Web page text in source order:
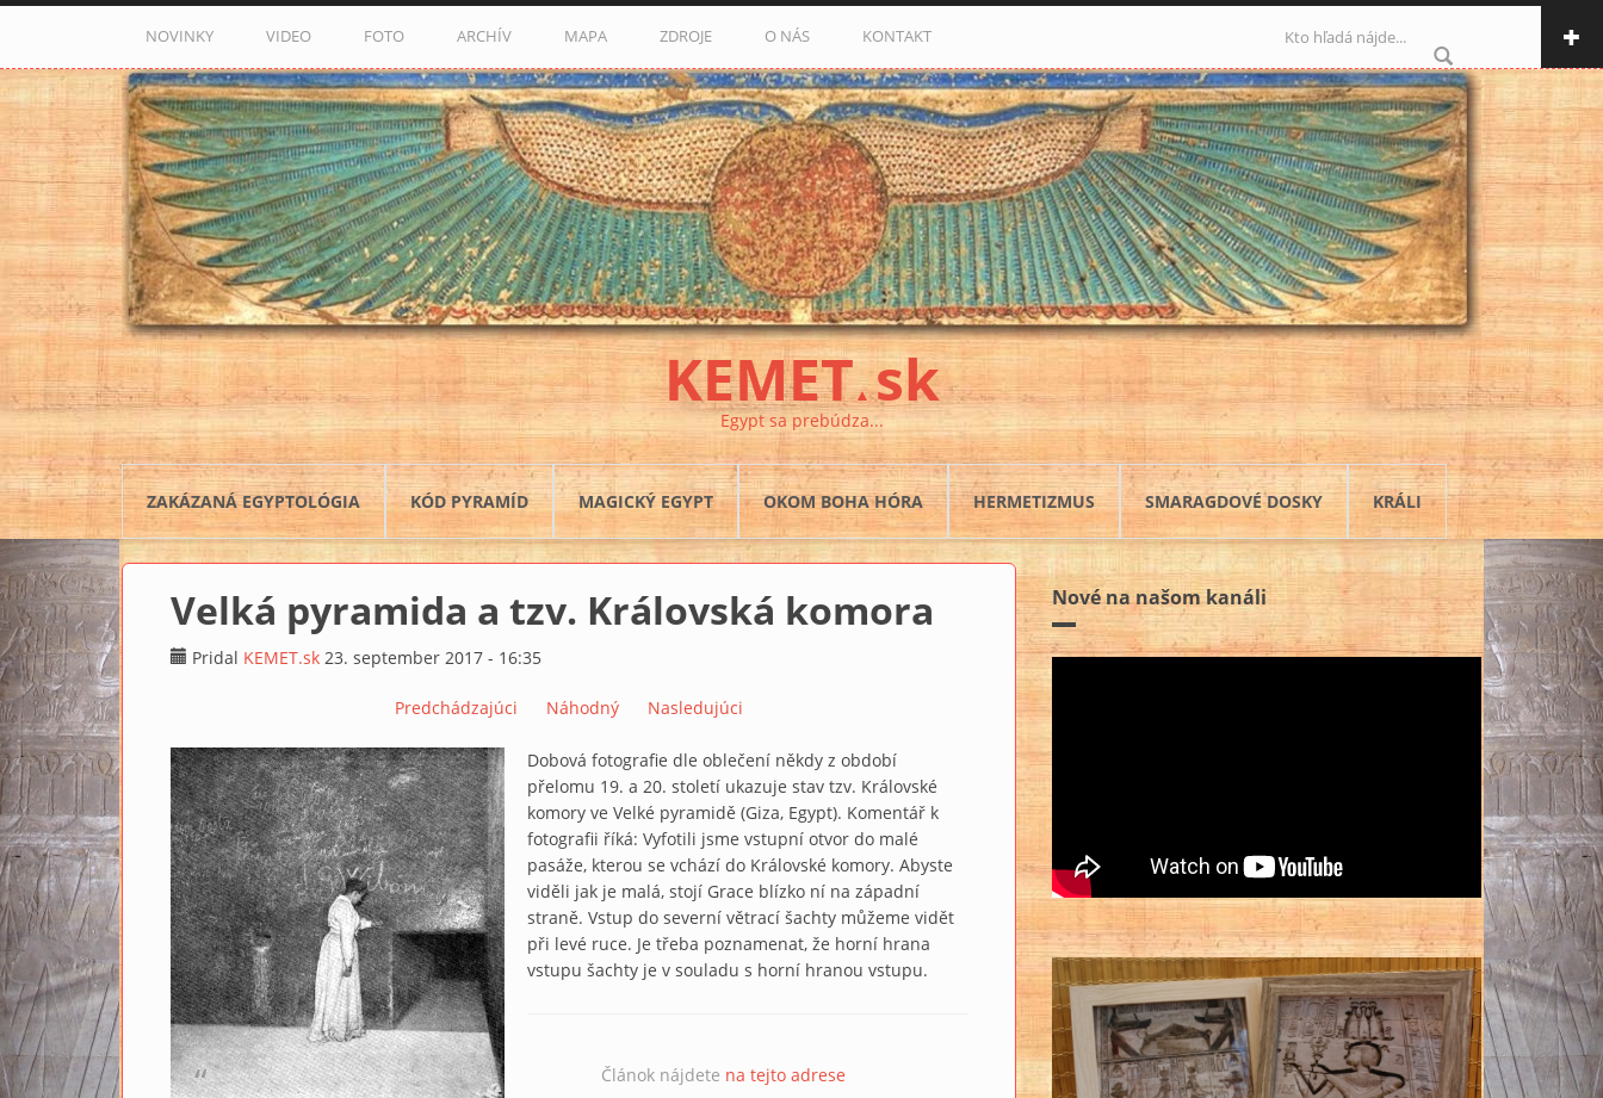
Skočiť na hlavný obsah
NOVINKY VIDEO FOTO ARCHÍV MAPA ZDROJE O NÁS KONTAKT Vyhľadávanie
KEMET▲sk
Egypt sa prebúdza...
ZAKÁZANÁ EGYPTOLÓGIA KÓD PYRAMÍD MAGICKÝ EGYPT OKOM BOHA HÓRA HERMETIZMUS SMARAGDOVÉ DOSKY KRÁLI
Velká pyramida a tzv. Královská komora
Pridal KEMET.sk 23. september 2017 - 16:35
Predchádzajúci Náhodný Nasledujúci
Dobová fotografie dle oblečení někdy z období
přelomu 19. a 20. století ukazuje stav tzv. Královské
komory ve Velké pyramidě (Giza, Egypt). Komentář k
fotografii říká: Vyfotili jsme vstupní otvor do malé
pasáže, kterou se vchází do Královské komory. Abyste
viděli jak je malá, stojí Grace blízko ní na západní
straně. Vstup do severní větrací šachty můžeme vidět
při levé ruce. Je třeba poznamenat, že horní hrana
vstupu šachty je v souladu s horní hranou vstupu.
Článok nájdete na tejto adrese
Nové na našom kanáli